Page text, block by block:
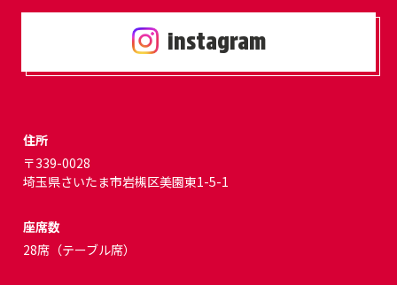
instagram
住所
〒339-0028
埼玉県さいたま市岩槻区美園東1-5-1
座席数
28席（テーブル席）